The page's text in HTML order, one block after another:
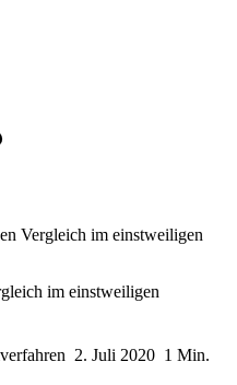
Vergleich im einstweiligen
im einstweiligen
2. Juli 2020 1 Min.